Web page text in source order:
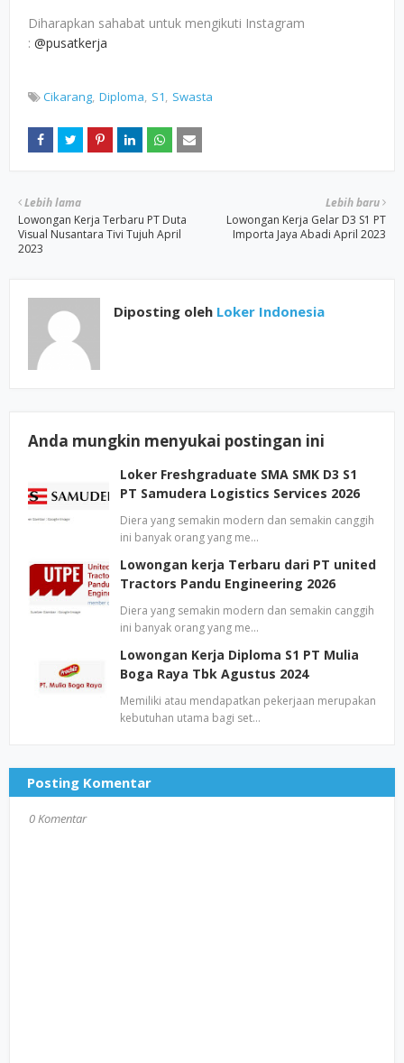
Diharapkan sahabat untuk mengikuti Instagram
: @pusatkerja
Cikarang Diploma S1 Swasta
Lebih baru
Lowongan Kerja Gelar D3 S1 PT
Importa Jaya Abadi April 2023
Lebih lama
Lowongan Kerja Terbaru PT Duta
Visual Nusantara Tivi Tujuh April
2023
Diposting oleh Loker Indonesia
Anda mungkin menyukai postingan ini
Loker Freshgraduate SMA SMK D3 S1
PT Samudera Logistics Services 2026
Diera yang semakin modern dan semakin canggih
ini banyak orang yang me…
Lowongan kerja Terbaru dari PT united
Tractors Pandu Engineering 2026
Diera yang semakin modern dan semakin canggih
ini banyak orang yang me…
Lowongan Kerja Diploma S1 PT Mulia
Boga Raya Tbk Agustus 2024
Memiliki atau mendapatkan pekerjaan merupakan
kebutuhan utama bagi set…
Posting Komentar
0 Komentar